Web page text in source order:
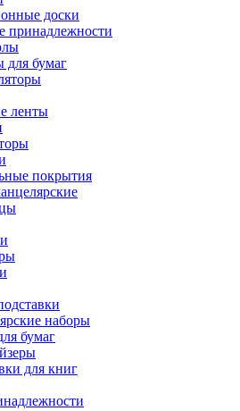
доски
принадлежности
бумаг
ленты
покрытия
наборы
бумаг
для книг